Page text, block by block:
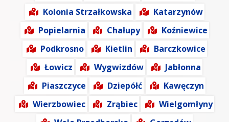
Kolonia Strzałkowska
Katarzynów
Popielarnia
Chałupy
Koźniewice
Podkrosno
Kietlin
Barczkowice
Łowicz
Wygwizdów
Jabłonna
Piaszczyce
Dziepółć
Kawęczyn
Wierzbowiec
Zrąbiec
Wielgomłyny